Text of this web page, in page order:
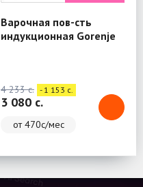
Варочная пов-сть
индукционная Gorenje
4 233 c. - 1 153 c.
3 080 c.
от 470с/мес